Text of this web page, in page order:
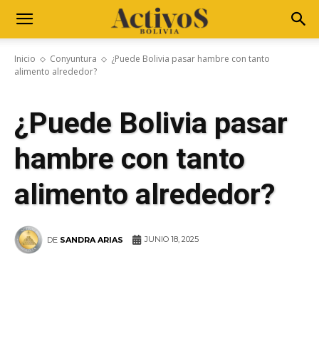
Inicio Conyuntura
¿Puede Bolivia pasar hambre con tanto
alimento alrededor?
¿Puede Bolivia pasar
hambre con tanto
alimento alrededor?
DE SANDRA ARIAS JUNIO 18, 2025